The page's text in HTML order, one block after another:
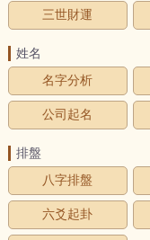
三世財運
姓名
名字分析
公司起名
排盤
八字排盤
六爻起卦